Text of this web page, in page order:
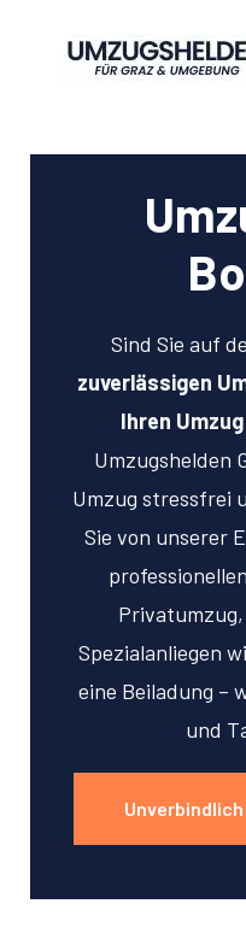
Sind Sie auf
zuverlässigen
Ihren
Umzugshelden
Umzug stressfrei
Sie von unserer
Spezialanliegen
eine Beiladung –
und